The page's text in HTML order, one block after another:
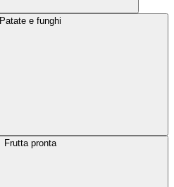
Patate e funghi
Frutta pronta